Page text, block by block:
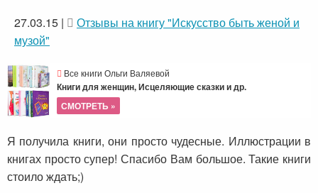
27.03.15 |
Отзывы на книгу "Искусство быть женой и
музой"
Все книги Ольги Валяевой
Книги для женщин, Исцеляющие сказки и др.
СМОТРЕТЬ »
Я получила книги, они просто чудесные. Иллюстрации в
книгах просто супер! Спасибо Вам большое. Такие книги
стоило ждать;)